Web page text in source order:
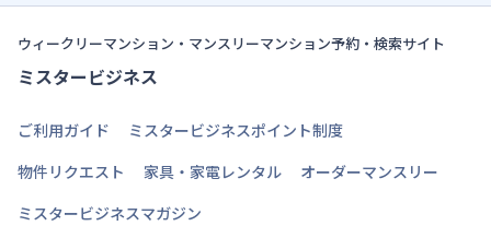
ウィークリーマンション・マンスリーマンション予約・検索サイト
ミスタービジネス
ご利用ガイド
ミスタービジネスポイント制度
物件リクエスト
家具・家電レンタル
オーダーマンスリー
ミスタービジネスマガジン